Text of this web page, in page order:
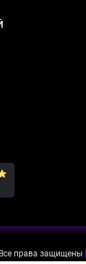
Все права защищены